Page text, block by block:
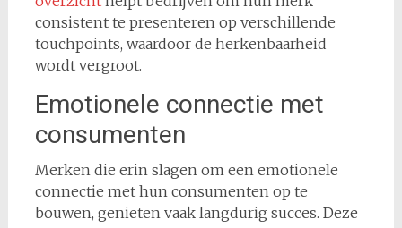
consistent te presenteren op verschillende
touchpoints, waardoor de herkenbaarheid
wordt vergroot.
Emotionele connectie met
consumenten
Merken die erin slagen om een emotionele
connectie met hun consumenten op te
bouwen, genieten vaak langdurig succes. Deze